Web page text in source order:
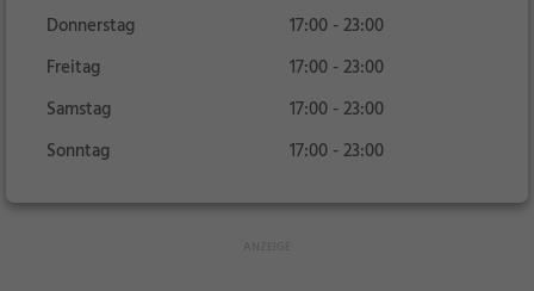
Donnerstag
17:00 - 23:00
Freitag
17:00 - 23:00
Samstag
17:00 - 23:00
Sonntag
17:00 - 23:00